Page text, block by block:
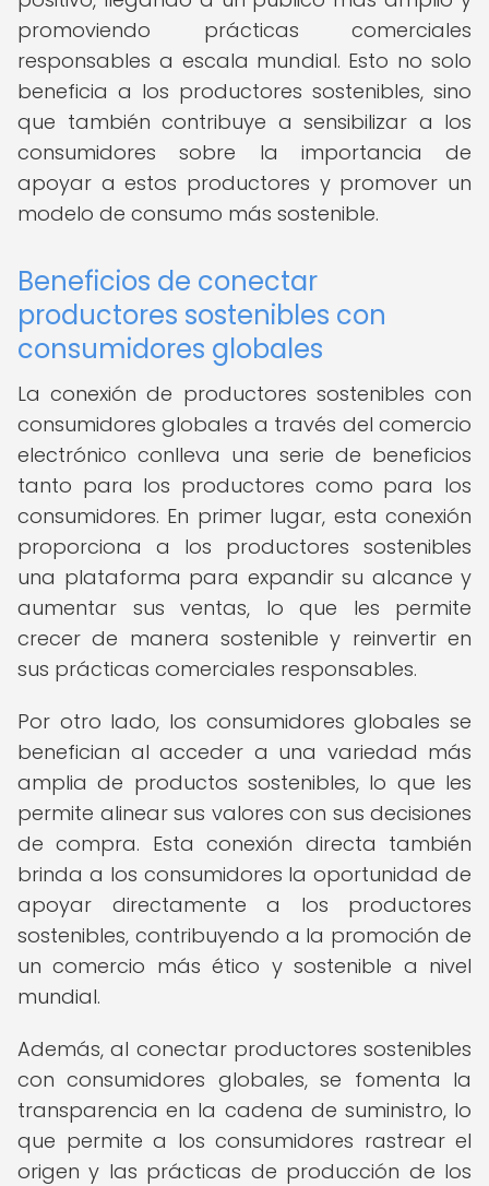
promoviendo prácticas comerciales
responsables a escala mundial. Esto no solo
beneficia a los productores sostenibles, sino
que también contribuye a sensibilizar a los
consumidores sobre la importancia de
apoyar a estos productores y promover un
modelo de consumo más sostenible.
Beneficios de conectar
productores sostenibles con
consumidores globales
La conexión de productores sostenibles con
consumidores globales a través del comercio
electrónico conlleva una serie de beneficios
tanto para los productores como para los
consumidores. En primer lugar, esta conexión
proporciona a los productores sostenibles
una plataforma para expandir su alcance y
aumentar sus ventas, lo que les permite
crecer de manera sostenible y reinvertir en
sus prácticas comerciales responsables.
Por otro lado, los consumidores globales se
benefician al acceder a una variedad más
amplia de productos sostenibles, lo que les
permite alinear sus valores con sus decisiones
de compra. Esta conexión directa también
brinda a los consumidores la oportunidad de
apoyar directamente a los productores
sostenibles, contribuyendo a la promoción de
un comercio más ético y sostenible a nivel
mundial.
Además, al conectar productores sostenibles
con consumidores globales, se fomenta la
transparencia en la cadena de suministro, lo
que permite a los consumidores rastrear el
origen y las prácticas de producción de los